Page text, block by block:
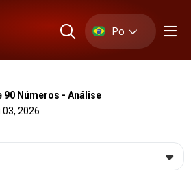
Po
90 Números - Análise
2026